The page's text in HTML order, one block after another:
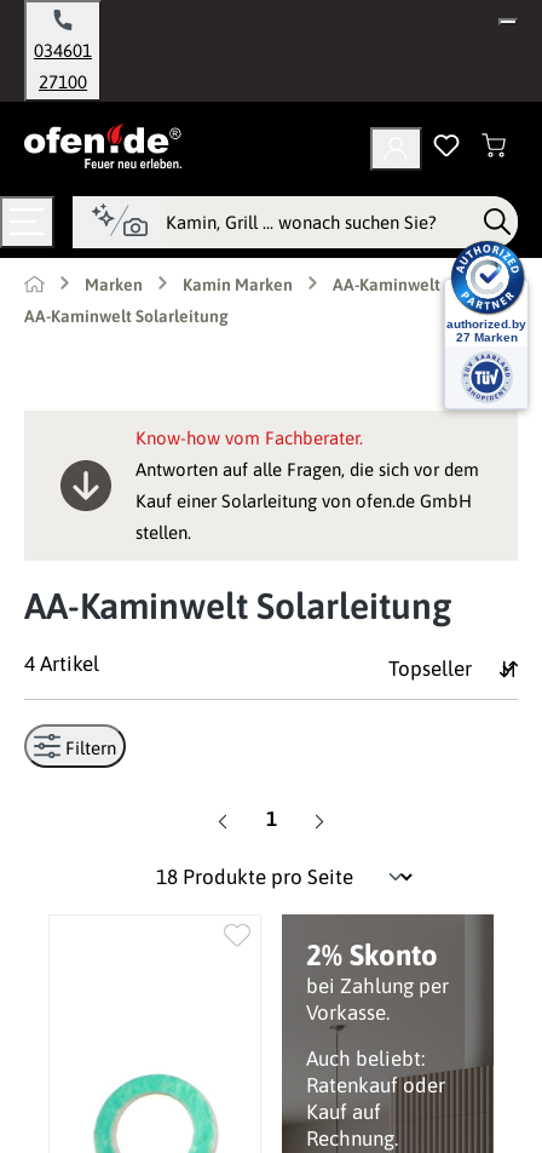
springen
034601
27100
Marken Kamin Marken
AA-Kaminwelt
AA-Kaminwelt Solarleitung
Know-how vom Fachberater.
Antworten auf alle Fragen, die sich vor dem
Kauf einer Solarleitung von ofen.de GmbH
stellen.
AA-Kaminwelt Solarleitung
4 Artikel
Filtern
Seite
1
2% Skonto
bei Zahlung per
Vorkasse.
Auch beliebt:
Ratenkauf oder
Kauf auf
Rechnung.